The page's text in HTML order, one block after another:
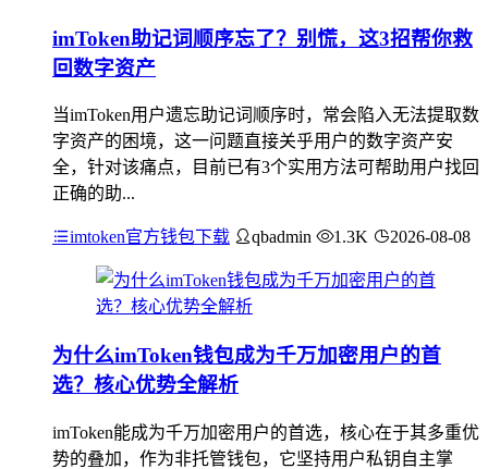
imToken助记词顺序忘了？别慌，这3招帮你救
回数字资产
当imToken用户遗忘助记词顺序时，常会陷入无法提取数
字资产的困境，这一问题直接关乎用户的数字资产安
全，针对该痛点，目前已有3个实用方法可帮助用户找回
正确的助...
imtoken官方钱包下载 qbadmin 1.3K 2026-08-08
为什么imToken钱包成为千万加密用户的首
选？核心优势全解析
imToken能成为千万加密用户的首选，核心在于其多重优
势的叠加，作为非托管钱包，它坚持用户私钥自主掌